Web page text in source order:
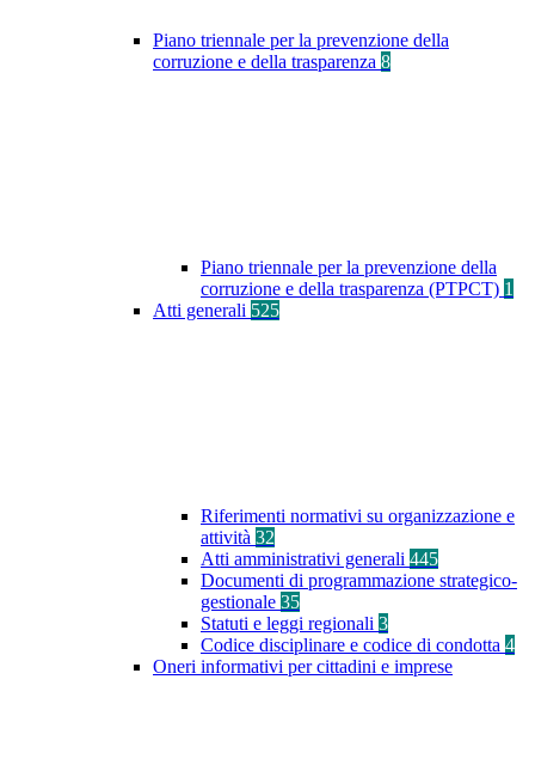
Piano triennale per la prevenzione della
corruzione e della trasparenza 8
Piano triennale per la prevenzione della
corruzione e della trasparenza (PTPCT) 1
Atti generali 525
Riferimenti normativi su organizzazione e
attività 32
Atti amministrativi generali 445
Documenti di programmazione strategico-
gestionale 35
Statuti e leggi regionali 3
Codice disciplinare e codice di condotta 4
Oneri informativi per cittadini e imprese